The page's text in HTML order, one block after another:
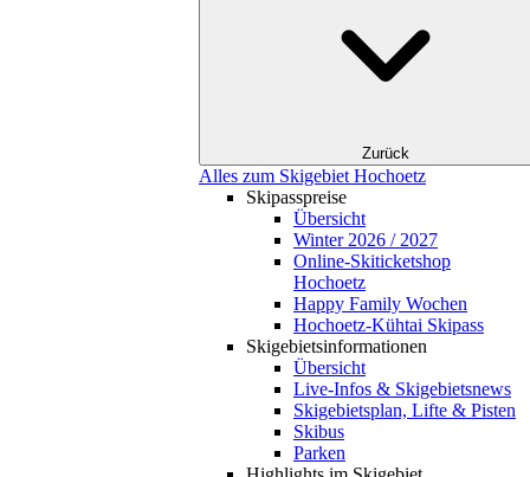
Zurück
Alles zum Skigebiet Hochoetz
Skipasspreise
Übersicht
Winter 2026 / 2027
Online-Skiticketshop
Hochoetz
Happy Family Wochen
Hochoetz-Kühtai Skipass
Skigebietsinformationen
Übersicht
Live-Infos & Skigebietsnews
Skigebietsplan, Lifte & Pisten
Skibus
Parken